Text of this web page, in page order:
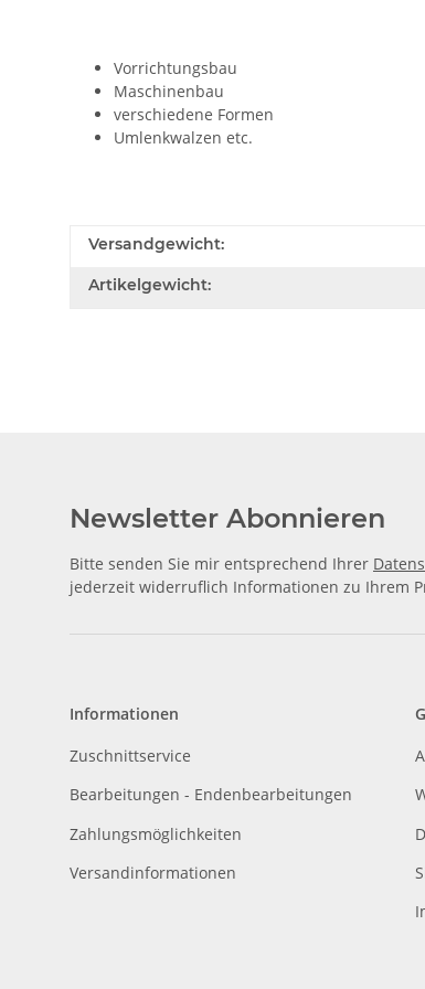
Vorrichtungsbau
Maschinenbau
verschiedene Formen
Umlenkwalzen etc.
Versandgewicht:
Artikelgewicht:
Newsletter Abonnieren
Bitte senden Sie mir entsprechend Ihrer
jederzeit widerruflich Informationen zu Ihrem
Informationen
Zuschnittservice
Bearbeitungen - Endenbearbeitungen
Zahlungsmöglichkeiten
Versandinformationen